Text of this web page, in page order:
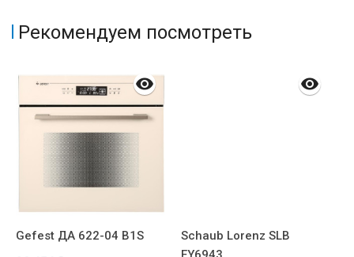
Рекомендуем посмотреть
Gefest ДА 622-04 В1S
Schaub Lorenz SLB